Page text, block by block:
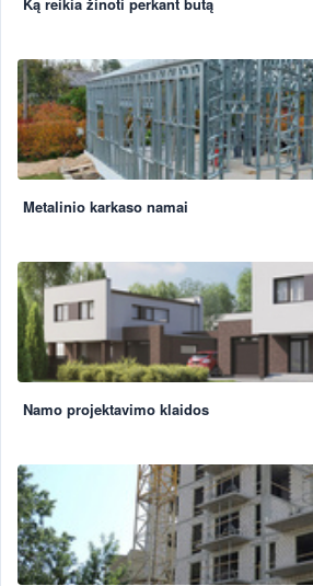
Metalinio karkaso namai
Namo projektavimo klaidos